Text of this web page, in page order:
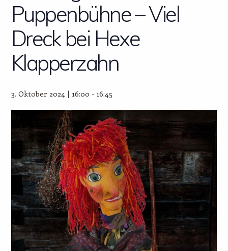
Puppenbühne – Viel
Dreck bei Hexe
Klapperzahn
3. Oktober 2024 | 16:00 - 16:45